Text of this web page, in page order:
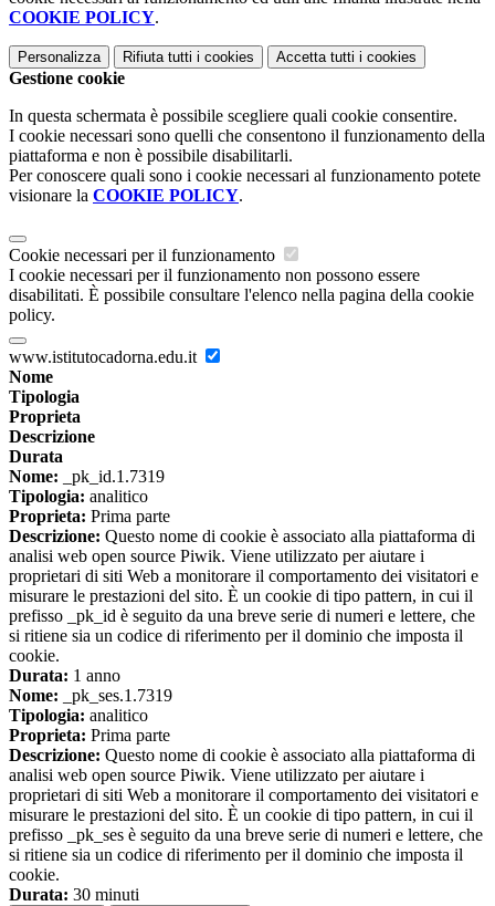
COOKIE POLICY.
Personalizza Rifiuta tutti i cookies Accetta tutti i cookies
Gestione cookie
In questa schermata è possibile scegliere quali cookie consentire.
I cookie necessari sono quelli che consentono il funzionamento della
piattaforma e non è possibile disabilitarli.
Per conoscere quali sono i cookie necessari al funzionamento potete
visionare la COOKIE POLICY.
Cookie necessari per il funzionamento
I cookie necessari per il funzionamento non possono essere
disabilitati. È possibile consultare l'elenco nella pagina della cookie
policy.
www.istitutocadorna.edu.it
Nome
Tipologia
Proprieta
Descrizione
Durata
Nome: _pk_id.1.7319
Tipologia: analitico
Proprieta: Prima parte
Descrizione: Questo nome di cookie è associato alla piattaforma di
analisi web open source Piwik. Viene utilizzato per aiutare i
proprietari di siti Web a monitorare il comportamento dei visitatori e
misurare le prestazioni del sito. È un cookie di tipo pattern, in cui il
prefisso _pk_id è seguito da una breve serie di numeri e lettere, che
si ritiene sia un codice di riferimento per il dominio che imposta il
cookie.
Durata: 1 anno
Nome: _pk_ses.1.7319
Tipologia: analitico
Proprieta: Prima parte
Descrizione: Questo nome di cookie è associato alla piattaforma di
analisi web open source Piwik. Viene utilizzato per aiutare i
proprietari di siti Web a monitorare il comportamento dei visitatori e
misurare le prestazioni del sito. È un cookie di tipo pattern, in cui il
prefisso _pk_ses è seguito da una breve serie di numeri e lettere, che
si ritiene sia un codice di riferimento per il dominio che imposta il
cookie.
Durata: 30 minuti